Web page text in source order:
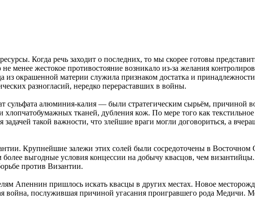
Когда речь заходит о последних, то мы скорее готовы
менее жестокое противостояние возникало из-за желания
окрашенной материи служила признаком достатка и
разногласий, нередко перераставших в войны.
сульфата алюминия-калия — были стратегическим сырьём, причиной
тканей, дубления кож. По мере того как
такой важности, что злейшие враги могли договориться, а
Крупнейшие залежи этих солей были сосредоточены в Восточном
выгодные условия концессии на добычу квасцов, чем
против Византии.
Апеннин пришлось искать квасцы в других местах. Новое
война, послужившая причиной угасания проигравшего рода Медичи.